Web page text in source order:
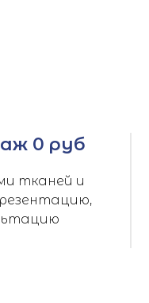
0 руб
тканей и